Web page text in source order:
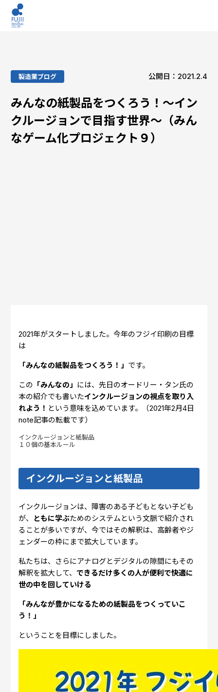
製造業ブログ 公開日：2021.2.4
みんなの紙製品をつくろう！〜イン
クルージョンで目指す世界〜（みん
なゲーム化プロジェクト９）
2021年がスタートしました。今年のフジイ印刷の目標
は
「みんなの紙製品をつくろう！」 です。
この 「みんなの」 には、先日のオードリー・タン氏の
本の紹介でも書いたインクルージョンの視点を取り入
れよう！ という意味を込めています。（2021年2月4日
note記事の転載です）
インクルージョンと紙製品
１０個の基本ルール
インクルージョンと紙製品
インクルージョンは、障害のある子どもとない子ども
が、
ともに学ぶためのシステムという文脈で紹介され
ることが多いですが、今ではその解釈は、高齢者やジ
ェンダーの枠にまで拡大しています。
私たちは、さらにアナログとデジタルの隙間にもその
解釈を拡大して、 できるだけ多くの人が便利で快適に
世の中を回していける
「みんなが豊かになるための紙製品をつくっていこ
う！」
ということを目標にしました。